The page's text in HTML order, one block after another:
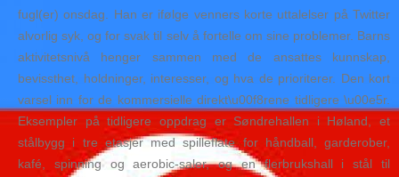
fugl(er) onsdag. Han er ifølge venners korte uttalelser på Twitter
alvorlig syk, og for svak til selv å fortelle om sine problemer. Barns
aktivitetsnivå henger sammen med de ansattes kunnskap,
bevissthet, holdninger, interesser, og hva de prioriterer. Den kort
varsel inn for de kommersielle direkt\u00f8rene tidligere \u00e5r.
Eksempler på tidligere oppdrag er Søndrehallen i Høland, et
stålbygg i tre etasjer med spilleflate for håndball, garderober,
kafé, spinning og aerobic-saler, og en flerbrukshall i stål til